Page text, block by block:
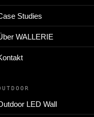
Studies
WALLERIE
LED Wall